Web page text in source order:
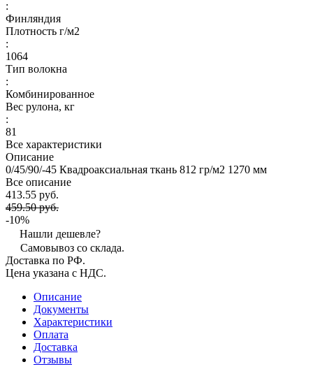
:
Финляндия
Плотность г/м2
:
1064
Тип волокна
:
Комбинированное
Вес рулона, кг
:
81
Все характеристики
Описание
0/45/90/-45 Квадроаксиальная ткань 812 гр/м2 1270 мм
Все описание
413.55 руб.
459.50 руб.
-10%
Нашли дешевле?
Самовывоз со склада.
Доставка по РФ.
Цена указана с НДС.
Описание
Документы
Характеристики
Оплата
Доставка
Отзывы